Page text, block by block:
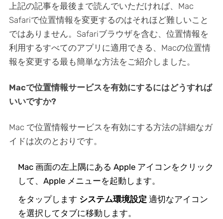
上記の記事を最後まで読んでいただければ、Mac
Safariで位置情報を変更するのはそれほど難しいこと
ではありません。Safariブラウザを含む、位置情報を
利用するすべてのアプリに適用できる、Macの位置情
報を変更する最も簡単な方法をご紹介しました。
Macで位置情報サービスを有効にするにはどうすれば
いいですか?
Mac で位置情報サービスを有効にする方法の詳細なガ
イドは次のとおりです。
Mac 画面の左上隅にある Apple アイコンをクリック
して、Apple メニューを起動します。
をタップします システム環境設定 適切なアイコン
を選択してタブに移動します。